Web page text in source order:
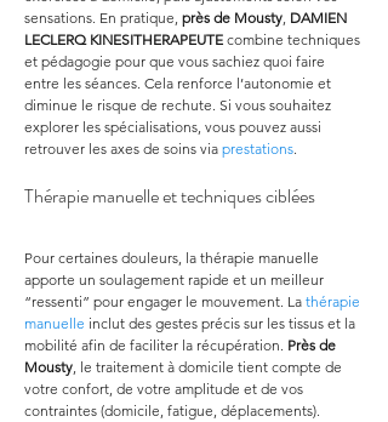
sensations. En pratique, près de Mousty, DAMIEN
LECLERQ KINESITHERAPEUTE combine techniques
et pédagogie pour que vous sachiez quoi faire
entre les séances. Cela renforce l’autonomie et
diminue le risque de rechute. Si vous souhaitez
explorer les spécialisations, vous pouvez aussi
retrouver les axes de soins via prestations.
Thérapie manuelle et techniques ciblées
Pour certaines douleurs, la thérapie manuelle
apporte un soulagement rapide et un meilleur
“ressenti” pour engager le mouvement. La thérapie
manuelle inclut des gestes précis sur les tissus et la
mobilité afin de faciliter la récupération. Près de
Mousty, le traitement à domicile tient compte de
votre confort, de votre amplitude et de vos
contraintes (domicile, fatigue, déplacements).